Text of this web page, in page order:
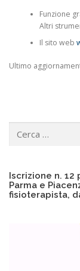
Funzione
Altri
Il sito web
Ultimo
per:
Iscrizione n. 12
Parma e
fisioterapista,